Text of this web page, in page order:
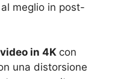
meglio in post-
in 4K con
una distorsione